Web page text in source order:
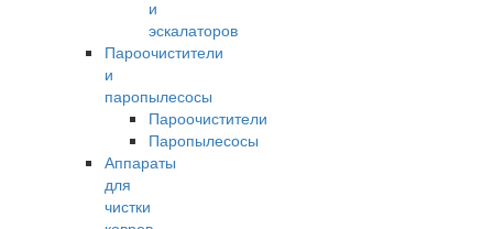
и
эскалаторов
Пароочистители
и
паропылесосы
Пароочистители
Паропылесосы
Аппараты
для
чистки